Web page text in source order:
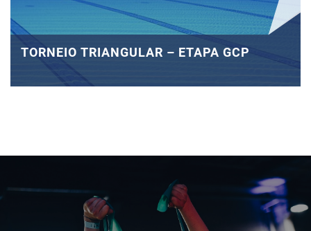
TORNEIO TRIANGULAR – ETAPA GCP